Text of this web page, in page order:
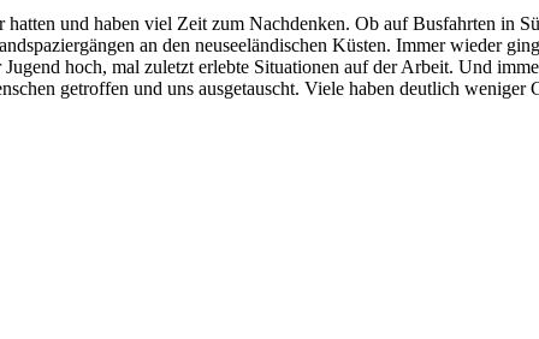
hatten und haben viel Zeit zum Nachdenken. Ob auf Busfahrten in
an den neuseeländischen Küsten. Immer wieder
Jugend hoch, mal zuletzt erlebte Situationen auf der Arbeit. Und
getroffen und uns ausgetauscht. Viele haben deutlich weniger